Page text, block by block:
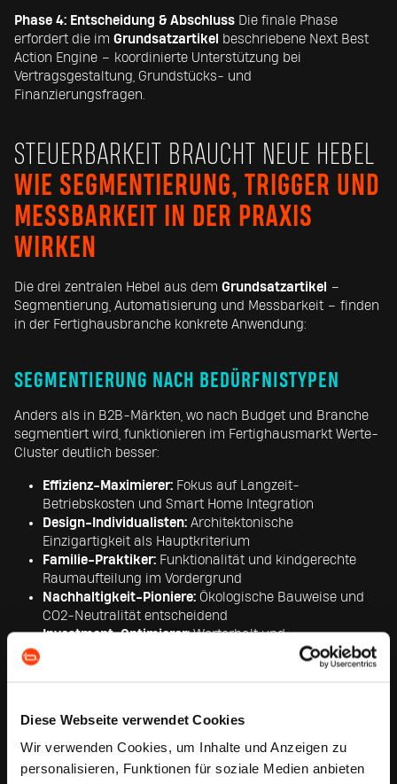
Diese Webseite verwendet Cookies
Wir verwenden Cookies, um Inhalte und Anzeigen zu
personalisieren, Funktionen für soziale Medien anbieten
Phase 4: Entscheidung & Abschluss Die finale Phase
erfordert die im Grundsatzartikel
beschriebene Next Best
Action Engine – koordinierte Unterstützung bei
Vertragsgestaltung, Grundstücks- und
Finanzierungsfragen.
STEUERBARKEIT BRAUCHT NEUE HEBEL
WIE SEGMENTIERUNG, TRIGGER UND
MESSBARKEIT IN DER PRAXIS
WIRKEN
Die drei zentralen Hebel aus dem Grundsatzartikel
–
Segmentierung, Automatisierung und Messbarkeit – finden
in der Fertighausbranche konkrete Anwendung:
SEGMENTIERUNG NACH BEDÜRFNISTYPEN
Anders als in B2B-Märkten, wo nach Budget und Branche
segmentiert wird, funktionieren im Fertighausmarkt Werte-
Cluster deutlich besser:
Effizienz-Maximierer: Fokus auf Langzeit-
Betriebskosten und Smart Home Integration
Design-Individualisten: Architektonische
Einzigartigkeit als Hauptkriterium
Familie-Praktiker: Funktionalität und kindgerechte
Raumaufteilung im Vordergrund
Nachhaltigkeit-Pioniere: Ökologische Bauweise und
CO2-Neutralität entscheidend
Investment-Optimierer:Werterhalt und
HAUSBAU-JOURNEY
Beispielhafte Trigger-Kette für Nachhaltigkeits-
Interessierte: